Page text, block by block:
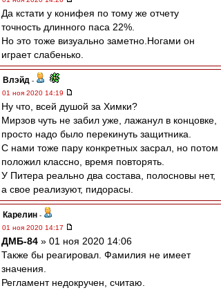
Да кстати у конифея по тому же отчету
точность длинного паса 22%.
Но это тоже визуально заметно.Ногами он
играет слабенько.
Влэйд -
01 ноя 2020 14:19
Ну что, всей душой за Химки?
Мирзов чуть не забил уже, лажанул в концовке,
просто надо было перекинуть защитника.
С нами тоже пару конкретных засрал, но потом
положил классно, время повторять.
У Питера реально два состава, полосновы нет,
а свое реализуют, пидорасы.
Карелин -
01 ноя 2020 14:17
ДМБ-84 » 01 ноя 2020 14:06
Также бы реагировал. Фамилия не имеет
значения.
Регламент недокручен, считаю.